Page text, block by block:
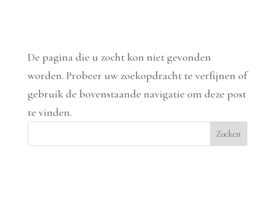
De pagina die u zocht kon niet gevonden
worden. Probeer uw zoekopdracht te verfijnen of
gebruik de bovenstaande navigatie om deze post
te vinden.
Zoeken